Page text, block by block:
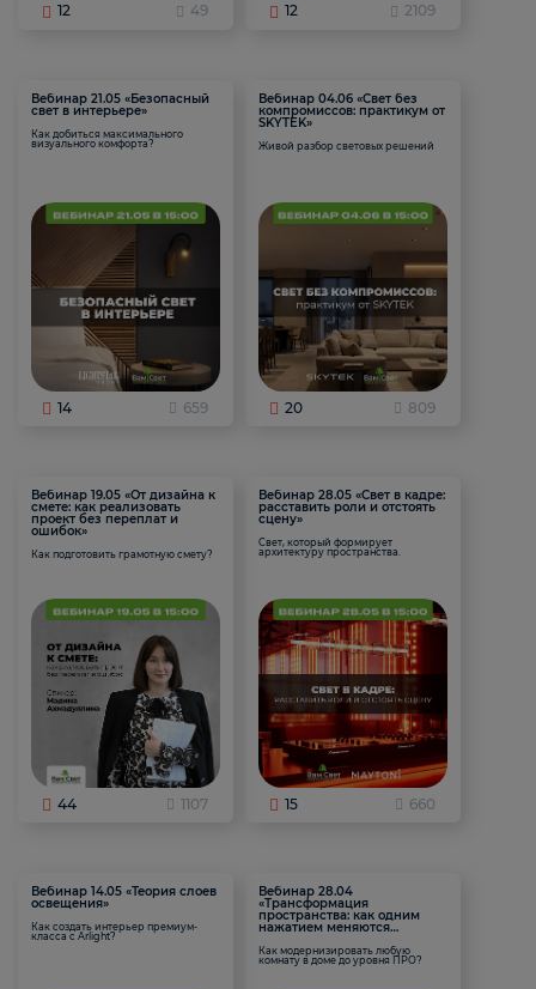
12 49 12 2109
Вебинар 21.05 «Безопасный
свет в интерьере»
Как добиться максимального
визуального комфорта?
14 659
Вебинар 04.06 «Свет без
компромиссов: практикум от
SKYTEK»
Живой разбор световых решений
20 809
Вебинар 19.05 «От дизайна к
смете: как реализовать
проект без переплат и
ошибок»
Как подготовить грамотную смету?
44 1107
Вебинар 28.05 «Свет в кадре:
расставить роли и отстоять
сцену»
Свет, который формирует
архитектуру пространства.
15 660
Вебинар 14.05 «Теория слоев
освещения»
Как создать интерьер премиум-
класса с Arlight?
Вебинар 28.04
«Трансформация
пространства: как одним
нажатием меняются
Как модернизировать любую
комнату в доме до уровня ПРО?